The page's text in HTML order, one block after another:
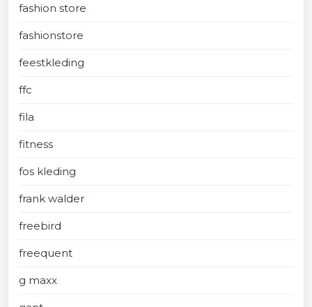
fashion store
fashionstore
feestkleding
ffc
fila
fitness
fos kleding
frank walder
freebird
freequent
g maxx